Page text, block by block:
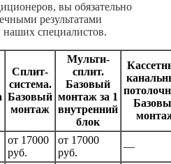
вы обязательно
результатами
специалистов.
Сплит-
система.
Базовый
монтаж
Мульти-
сплит.
Базовый
монтаж за 1
внутренний
блок
от 17000
руб.
от 17000
руб.
—